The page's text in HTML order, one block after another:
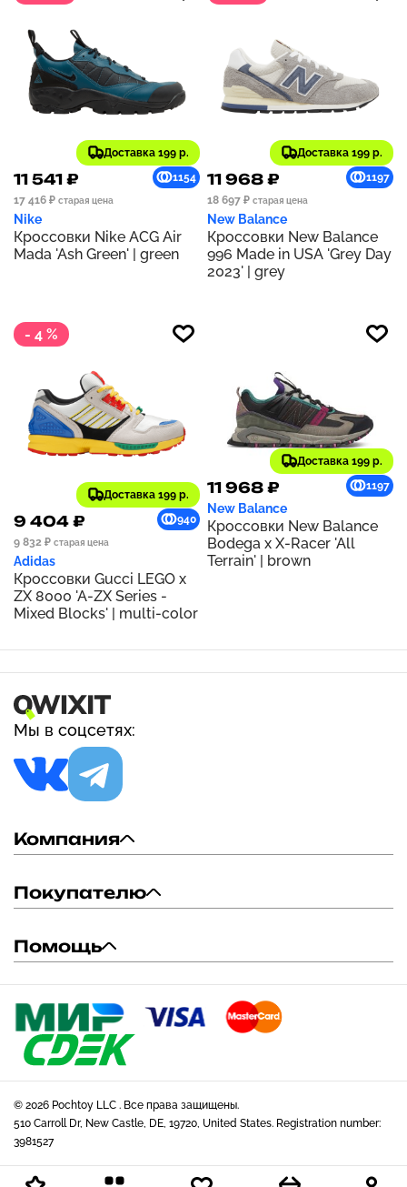
Доставка 199 р.
11 541 ₽
1154
17 416 ₽ старая цена
Nike
Кроссовки Nike ACG Air
Mada 'Ash Green' | green
Доставка 199 р.
11 968 ₽
1197
18 697 ₽ старая цена
New Balance
Кроссовки New Balance
996 Made in USA 'Grey Day
2023' | grey
- 4 %
Доставка 199 р.
9 404 ₽
940
9 832 ₽ старая цена
Adidas
Кроссовки Gucci LEGO x
ZX 8000 'A-ZX Series -
Mixed Blocks' | multi-color
Доставка 199 р.
11 968 ₽ 1197
New Balance
Кроссовки New Balance
Bodega x X-Racer 'All
Terrain' | brown
Мы в соцсетях:
Компания
Покупателю
Помощь
© 2026 Pochtoy LLC . Все права защищены.
510 Carroll Dr, New Castle, DE, 19720, United States. Registration number:
3981527